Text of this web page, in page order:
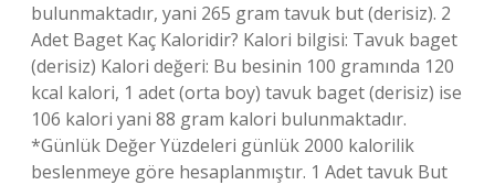
bulunmaktadır, yani 265 gram tavuk but (derisiz). 2
Adet Baget Kaç Kaloridir? Kalori bilgisi: Tavuk baget
(derisiz) Kalori değeri: Bu besinin 100 gramında 120
kcal kalori, 1 adet (orta boy) tavuk baget (derisiz) ise
106 kalori yani 88 gram kalori bulunmaktadır.
*Günlük Değer Yüzdeleri günlük 2000 kalorilik
beslenmeye göre hesaplanmıştır. 1 Adet tavuk But